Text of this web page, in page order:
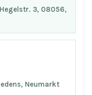
3, 08056,
Neumarkt